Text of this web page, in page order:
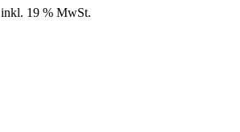
inkl. 19 % MwSt.